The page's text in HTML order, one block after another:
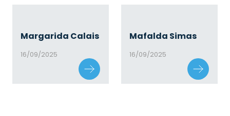
Margarida Calais
16/09/2025
Mafalda Simas
16/09/2025